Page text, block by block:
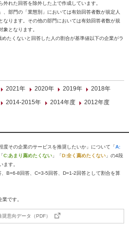
れた回答を除外した上で作成しています。
部門の「業態別」においては有効回答者数が規定人
なります。その他の部門においては有効回答者数が規
象となります。
たくないと回答した人の割合が基準値以下の企業がラ
2021年 2020年 2019年
2018年
2014-2015年 2014年度 2012年度
度その企業のサービスを推奨したいか」について「A:
C:あまり薦めたくない 」「D:全く薦めたくない 」の4段
ます。
B=6-8回答、C=3-5回答、D=1-2回答として割合を算
です。
奨意向データ（PDF）